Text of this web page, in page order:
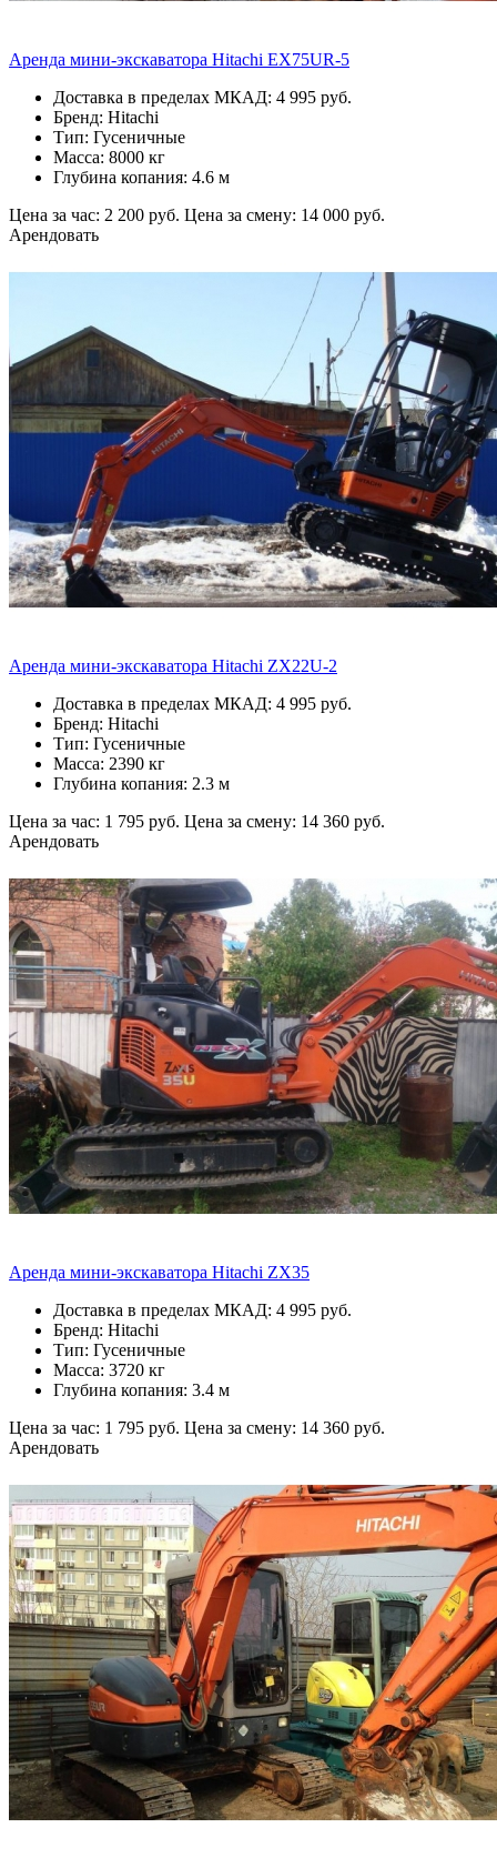
Аренда мини-экскаватора Hitachi EX75UR-5
Доставка в пределах МКАД: 4 995 руб.
Бренд: Hitachi
Тип: Гусеничные
Масса: 8000 кг
Глубина копания: 4.6 м
Цена за час: 2 200 руб. Цена за смену: 14 000 руб.
Арендовать
Аренда мини-экскаватора Hitachi ZX22U-2
Доставка в пределах МКАД: 4 995 руб.
Бренд: Hitachi
Тип: Гусеничные
Масса: 2390 кг
Глубина копания: 2.3 м
Цена за час: 1 795 руб. Цена за смену: 14 360 руб.
Арендовать
Аренда мини-экскаватора Hitachi ZX35
Доставка в пределах МКАД: 4 995 руб.
Бренд: Hitachi
Тип: Гусеничные
Масса: 3720 кг
Глубина копания: 3.4 м
Цена за час: 1 795 руб. Цена за смену: 14 360 руб.
Арендовать